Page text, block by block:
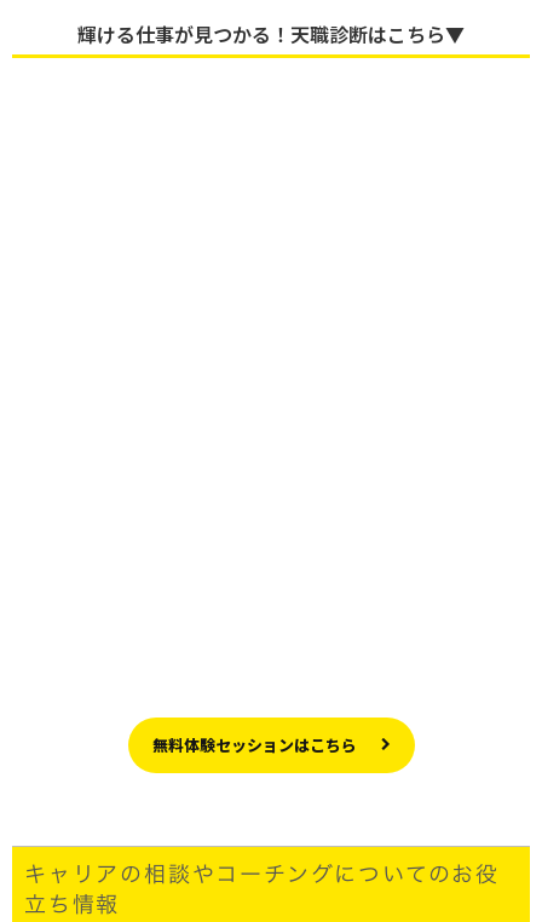
輝ける仕事が見つかる！天職診断はこちら▼
無料体験セッションはこちら
キャリアの相談やコーチングについてのお役
立ち情報